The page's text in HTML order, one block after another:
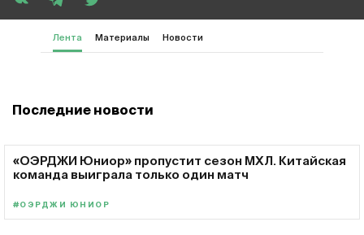
Лента Материалы Новости
Последние новости
«ОЭРДЖИ Юниор» пропустит сезон МХЛ. Китайская
команда выиграла только один матч
#ОЭРДЖИ ЮНИОР